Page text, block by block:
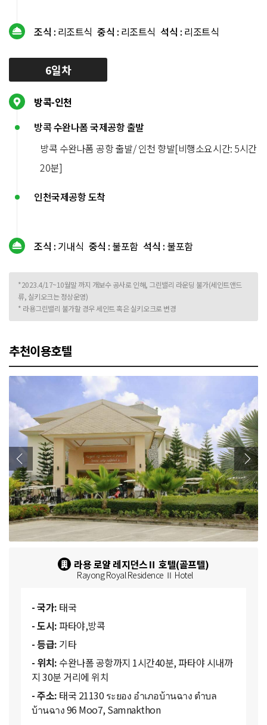
조식 : 리조트식 중식 : 리조트식 석식 : 리조트식
6일차
방콕-인천
방콕 수완나폼 국제공항 출발
방콕 수완나폼 공항 출발/ 인천 향발[비행소요시간: 5시간
20분]
인천국제공항 도착
조식 : 기내식 중식 : 불포함 석식 : 불포함
*2023.4/17~10월말 까지 개보수 공사로 인해, 그린밸리 라운딩 불가(세인트앤드
류, 실키오크는 정상운영)
* 라용그린밸리 불가할 경우 세인트 혹은 실키오크로 변경
추천이용호텔
라용 로얄 레지던스Ⅱ 호텔(골프텔)
Rayong Royal Residence Ⅱ Hotel
- 국가: 태국
- 도시: 파타야,방콕
- 등급: 기타
- 위치: 수완나폼 공항까지 1시간40분, 파타야 시내까
지 30분 거리에 위치
- 주소: 태국 21130 ระยอง อำเภอบ้านฉาง ตำบล
บ้านฉาง 96 Moo7, Samnakthon